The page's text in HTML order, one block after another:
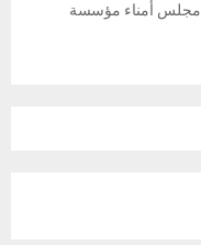
مجلس أمناء مؤسسة